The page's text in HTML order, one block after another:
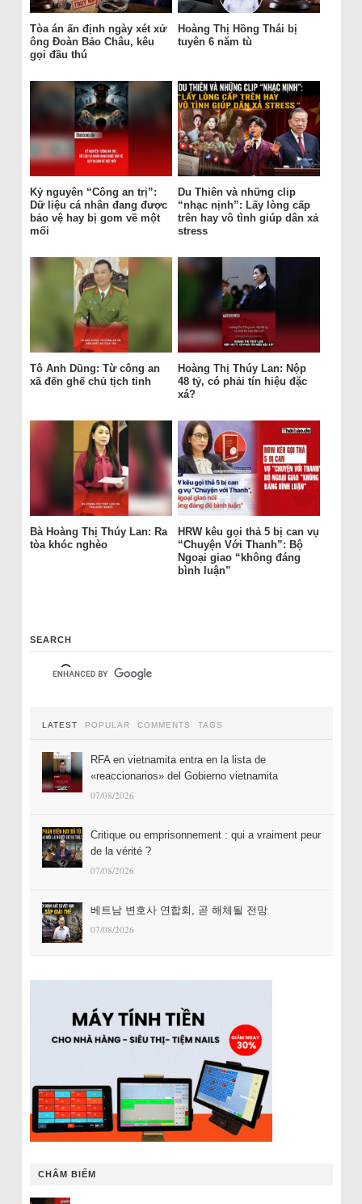
Tòa án ấn định ngày xét xử
ông Đoàn Bảo Châu, kêu
gọi đầu thú
Hoàng Thị Hồng Thái bị
tuyên 6 năm tù
Kỷ nguyên “Công an trị”:
Dữ liệu cá nhân đang được
bảo vệ hay bị gom về một
mối
Du Thiên và những clip
“nhạc nịnh”: Lấy lòng cấp
trên hay vô tình giúp dân xả
stress
Tô Anh Dũng: Từ công an
xã đến ghế chủ tịch tỉnh
Hoàng Thị Thúy Lan: Nộp
48 tỷ, có phải tín hiệu đặc
xá?
Bà Hoàng Thị Thúy Lan: Ra
tòa khóc nghèo
HRW kêu gọi thả 5 bị can vụ
“Chuyện Với Thanh”: Bộ
Ngoại giao “không đáng
bình luận”
SEARCH
LATEST POPULAR COMMENTS TAGS
RFA en vietnamita entra en la lista de
«reaccionarios» del Gobierno vietnamita
07/08/2026
Critique ou emprisonnement : qui a vraiment peur
de la vérité ?
07/08/2026
베트남 변호사 연합회, 곧 해체될 전망
07/08/2026
CHÂM BIẾM